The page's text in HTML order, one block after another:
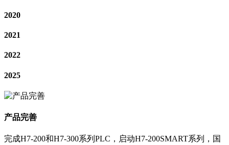
2020
2021
2022
2025
产品完善
完成H7-200和H7-300系列PLC，启动H7-200SMART系列，国